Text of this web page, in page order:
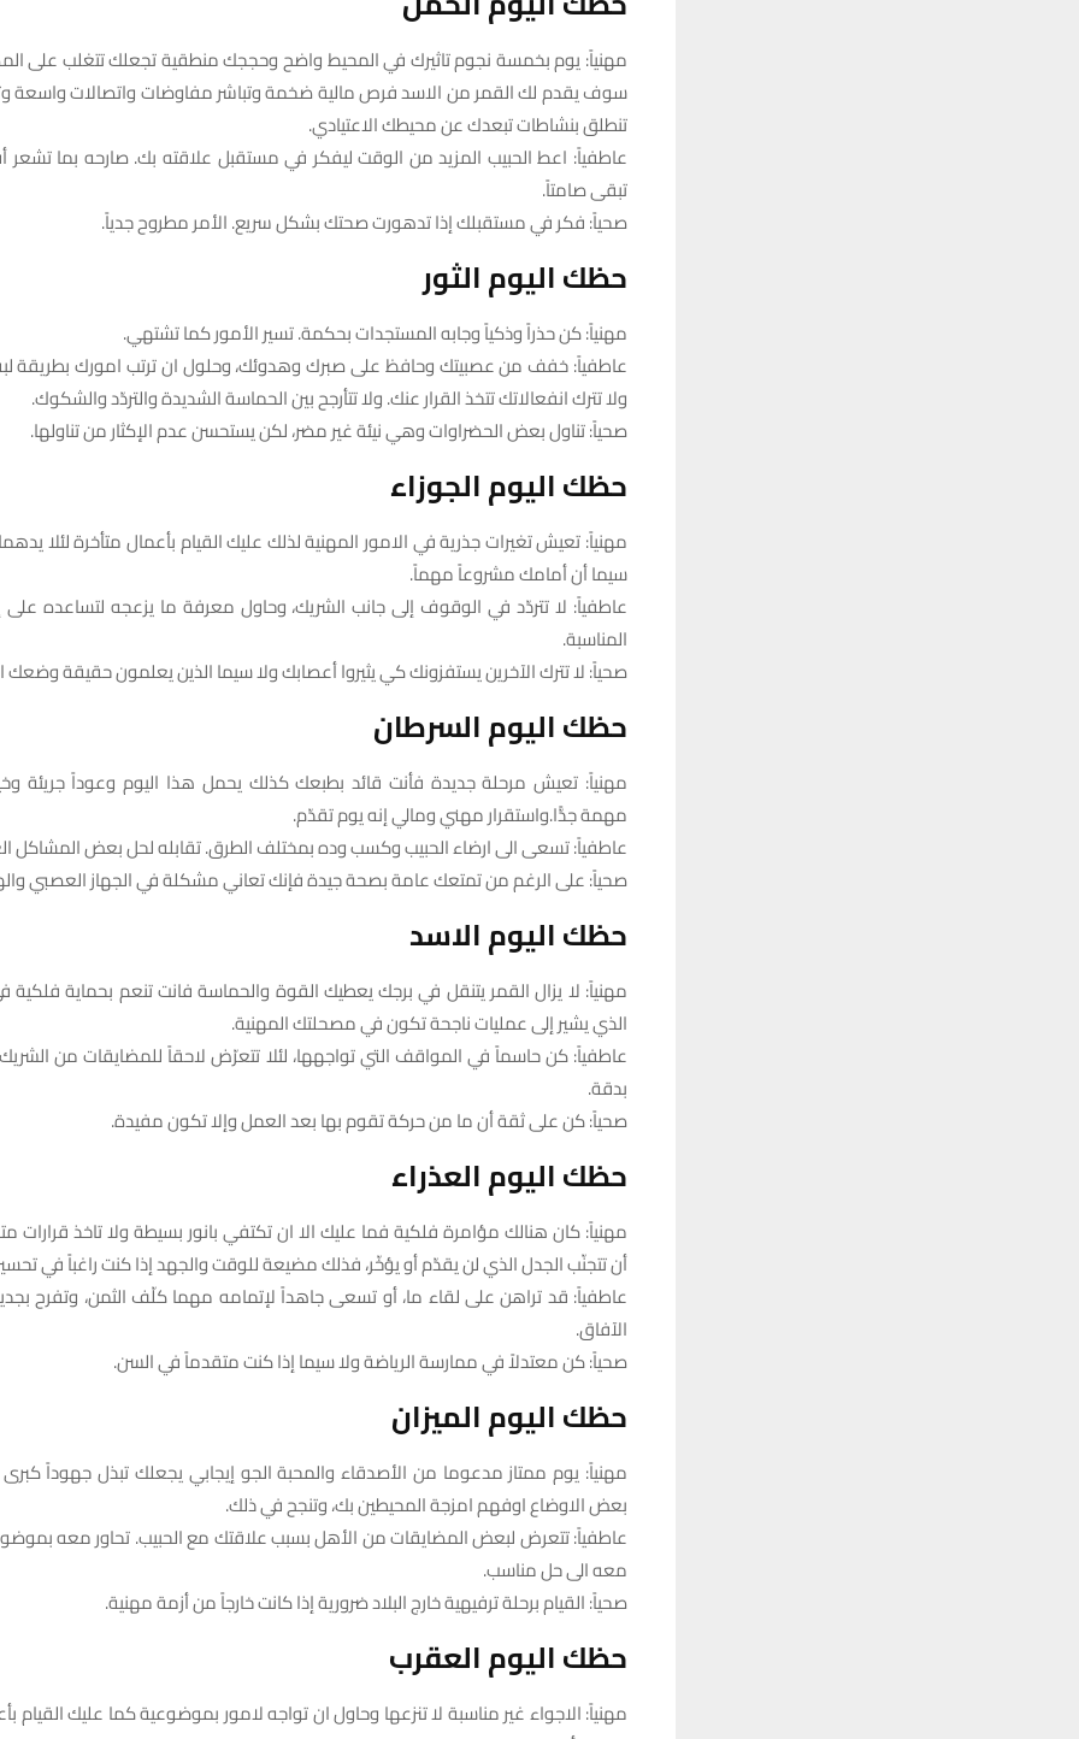
مهنياً: يوم بخمسة نجوم تاثيرك في المحيط واضح وحججك منطقية تجعلك تتغلب على
سوف يقدم لك القمر من الاسد فرص مالية ضخمة وتباشر مفاوضات واتصالات واسعة
تنطلق بنشاطات تبعدك عن محيطك الاعتيادي.
عاطفياً: اعط الحبيب المزيد من الوقت ليفكر في مستقبل علاقته بك. صارحه بما
تبقى صامتاً.
صحياً: فكر في مستقبلك إذا تدهورت صحتك بشكل سريع. الأمر مطروح جدياً.
حظك اليوم الثور
مهنياً: كن حذراً وذكياً وجابه المستجدات بحكمة. تسير الأمور كما تشتهي.
عاطفياً: خفف من عصبيتك وحافظ على صبرك وهدوئك، وحلول ان ترتب امورك بطريقة
ولا تترك انفعالاتك تتخذ القرار عنك. ولا تتأرجح بين الحماسة الشديدة والتردّد والشكوك.
صحياً: تناول بعض الحضراوات وهي نيئة غير مضر، لكن يستحسن عدم الإكثار من تناولها.
حظك اليوم الجوزاء
مهنياً: تعيش تغيرات جذرية في الامور المهنية لذلك عليك القيام بأعمال متأخرة لئلا
سيما أن أمامك مشروعاً مهماً.
عاطفياً: لا تتردّد في الوقوف إلى جانب الشريك، وحاول معرفة ما يزعجه لتساعده على
المناسبة.
صحياً: لا تترك الآخرين يستفزونك كي يثيروا أعصابك ولا سيما الذين يعلمون حقيقة
حظك اليوم السرطان
مهنياً: تعيش مرحلة جديدة فأنت قائد بطبعك كذلك يحمل هذا اليوم وعوداً جريئة
مهمة جدًّا.واستقرار مهني ومالي إنه يوم تقدّم.
عاطفياً: تسعى الى ارضاء الحبيب وكسب وده بمختلف الطرق. تقابله لحل بعض المشاكل
صحياً: على الرغم من تمتعك عامة بصحة جيدة فإنك تعاني مشكلة في الجهاز العصبي
حظك اليوم الاسد
مهنياً: لا يزال القمر يتنقل في برجك يعطيك القوة والحماسة فانت تنعم بحماية فلكية
الذي يشير إلى عمليات ناجحة تكون في مصحلتك المهنية.
عاطفياً: كن حاسماً في المواقف التي تواجهها، لئلا تتعرّض لاحقاً للمضايقات من
بدقة.
صحياً: كن على ثقة أن ما من حركة تقوم بها بعد العمل وإلا تكون مفيدة.
حظك اليوم العذراء
مهنياً: كان هنالك مؤامرة فلكية فما عليك الا ان تكتفي بانور بسيطة ولا تاخذ قرارات
أن تتجنّب الجدل الذي لن يقدّم أو يؤخّر، فذلك مضيعة للوقت والجهد إذا كنت راغباً في
عاطفياً: قد تراهن على لقاء ما، أو تسعى جاهداً لإتمامه مهما كلّف الثمن، وتفرح
الآفاق.
صحياً: كن معتدلاً في ممارسة الرياضة ولا سيما إذا كنت متقدماً في السن.
حظك اليوم الميزان
مهنياً: يوم ممتاز مدعوما من الأصدقاء والمحبة الجو إيجابي يجعلك تبذل جهوداً
بعض الاوضاع اوفهم امزجة المحيطين بك، وتنجح في ذلك.
عاطفياً: تتعرض لبعض المضايقات من الأهل بسبب علاقتك مع الحبيب. تحاور معه
معه الى حل مناسب.
صحياً: القيام برحلة ترفيهية خارج البلاد ضرورية إذا كانت خارجاً من أزمة مهنية.
حظك اليوم العقرب
مهنياً: الاجواء غير مناسبة لا تنزعها وحاول ان تواجه لامور بموضوعية كما عليك القيام